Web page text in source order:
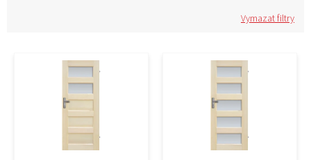
Vymazat filtry